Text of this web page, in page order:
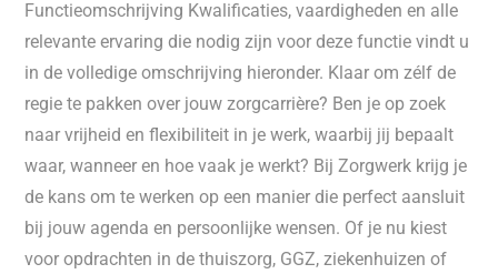
Functieomschrijving Kwalificaties, vaardigheden en alle
relevante ervaring die nodig zijn voor deze functie vindt u
in de volledige omschrijving hieronder. Klaar om zélf de
regie te pakken over jouw zorgcarrière? Ben je op zoek
naar vrijheid en flexibiliteit in je werk, waarbij jij bepaalt
waar, wanneer en hoe vaak je werkt? Bij Zorgwerk krijg je
de kans om te werken op een manier die perfect aansluit
bij jouw agenda en persoonlijke wensen. Of je nu kiest
voor opdrachten in de thuiszorg, GGZ, ziekenhuizen of